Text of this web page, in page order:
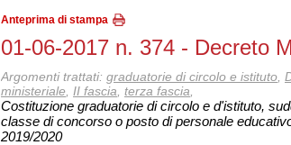
Anteprima di stampa
01-06-2017 n. 374 - Decreto
Argomenti trattati: graduatorie di circolo e istituto
ministeriale
II fascia terza fascia
Costituzione graduatorie di circolo e d'istituto,
classe di concorso o posto di personale
2019/2020